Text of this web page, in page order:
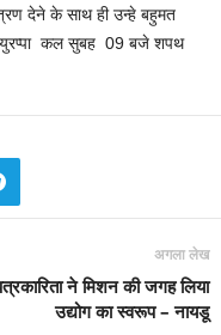
देने के साथ ही उन्हे बहुमत
कल सुबह 09 बजे शपथ
अगला लेख
ने मिशन की जगह लिया
उद्योग का स्वरूप – नायडू